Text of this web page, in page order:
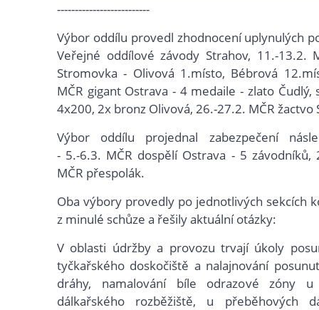
--------------------------
Výbor oddílu provedl zhodnocení uplynulých
Veřejné oddílové závody Strahov, 11.-13.2.
Stromovka - Olivová 1.místo, Bébrová
MČR gigant Ostrava - 4 medaile - zlato
4x200, 2x bronz Olivová, 26.-27.2. MČR žactvo
Výbor oddílu projednal zabezpečení
- 5.-6.3. MČR dospělí Ostrava - 5 závodníků,
MČR přespolák.
Oba výbory provedly po jednotlivých sekcích
z minulé schůze a řešily aktuální otázky:
V oblasti údržby a provozu trvají úkoly
tyčkařského doskočiště a nalajnování
dráhy, namalování bíle odrazové zóny u
dálkařského rozběžiště, u přeběhových